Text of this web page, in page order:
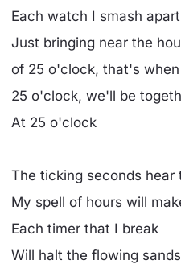
Each watch I smash apart
Just bringing near the
of 25 o'clock, that's
25 o'clock, we'll be
At 25 o'clock
The ticking seconds hear
My spell of hours will
Each timer that I break
Will halt the flowing sands